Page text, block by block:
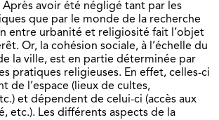
Après avoir été négligé tant par les
que par le monde de la recherche
entre urbanité et religiosité fait l’objet
Or, la cohésion sociale, à l’échelle du
la ville, est en partie déterminée par
pratiques religieuses. En effet, celles-ci
de l’espace (lieux de cultes,
et dépendent de celui-ci (accès aux
etc.). Les différents aspects de la